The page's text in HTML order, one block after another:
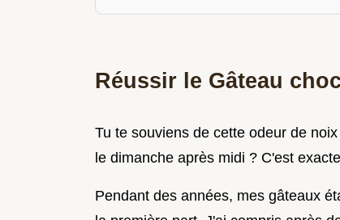
Réussir le Gâteau
Tu te souviens de cette odeur de
le dimanche après midi ? C'est
Pendant des années, mes gâteaux